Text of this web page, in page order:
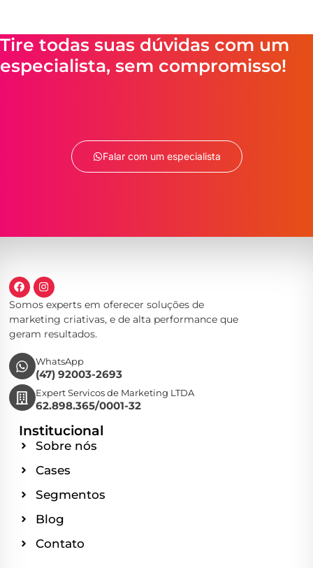
Tire todas suas dúvidas com um
especialista, sem compromisso!
Falar com um especialista
Somos experts em oferecer soluções de
marketing criativas, e de alta performance que
geram resultados.
WhatsApp
(47) 92003-2693
Expert Servicos de Marketing LTDA
62.898.365/0001-32
Institucional
Sobre nós
Cases
Segmentos
Blog
Contato